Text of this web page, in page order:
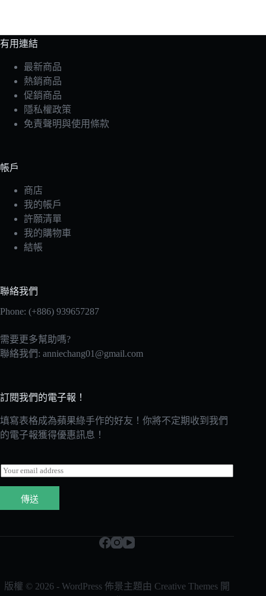
有用連結
最新商品
熱銷商品
促銷商品
隱私權政策
免責聲明與使用條款
帳戶
商店
我的帳戶
許願清單
我的購物車
結帳
聯絡我們
Phone: (+886) 939657287
需要更多幫助嗎?
聯絡我們: anniechang01@gmail.com
訂閱我們的電子報！
填寫表格成為蘋果綠手作的好友！你將不定期收到我們
的電子報獲得優惠訊息！
E
m
a
l
傳送
版權 © 2026 - WordPress 佈景主題由 Creative Themes 開